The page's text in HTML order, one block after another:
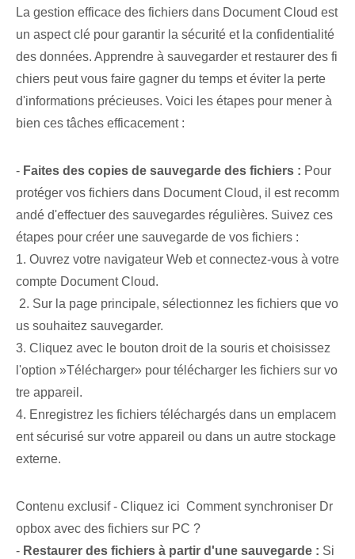
La gestion efficace des fichiers dans Document Cloud est
un aspect clé pour garantir la sécurité et la confidentialité
des données. Apprendre à sauvegarder et restaurer des fi
chiers peut vous faire gagner du temps et éviter la perte
d'informations précieuses. Voici les étapes pour mener à
bien ces tâches efficacement :
- Faites des copies de sauvegarde des fichiers : ‍ Pour
protéger vos fichiers dans Document Cloud, il est recomm
andé d'effectuer des sauvegardes régulières. Suivez ces
étapes pour créer une sauvegarde de vos fichiers :
1. Ouvrez votre navigateur Web et connectez-vous à votre
compte Document Cloud.
⁤⁤ 2. Sur la ⁣page ⁣principale, ⁢sélectionnez les fichiers que vo
us souhaitez sauvegarder.
3. Cliquez avec le bouton droit de la souris et choisissez
l'option ‌»Télécharger» pour télécharger les fichiers sur vo
tre ⁢appareil.
4. Enregistrez les fichiers téléchargés‍ dans un emplacem
ent sécurisé sur votre appareil‌ ou dans un autre stockage
externe.
Contenu exclusif - Cliquez ici Comment synchroniser Dr
opbox avec des fichiers sur PC ?
- Restaurer des fichiers à partir d'une sauvegarde : Si